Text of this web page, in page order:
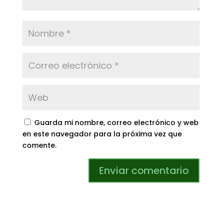
Guarda mi nombre, correo electrónico y web
en este navegador para la próxima vez que
comente.